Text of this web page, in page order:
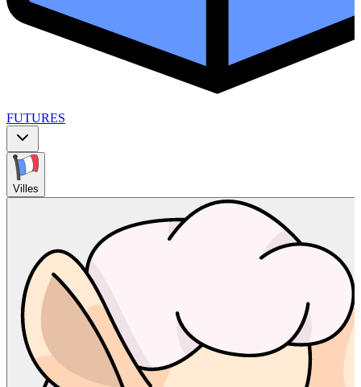
FUTURES
Villes